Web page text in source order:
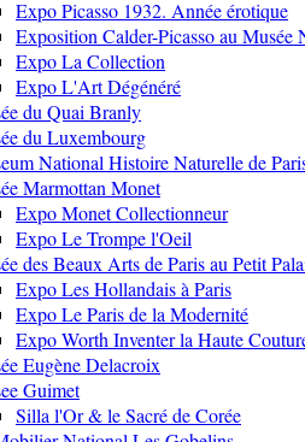
Expo Picasso 1932. Année érotique
Exposition Calder-Picasso au Musée
Expo La Collection
Expo L'Art Dégénéré
du Quai Branly
du Luxembourg
National Histoire Naturelle de
Marmottan Monet
Expo Monet Collectionneur
Expo Le Trompe l'Oeil
des Beaux Arts de Paris au Petit
Expo Les Hollandais à Paris
Expo Le Paris de la Modernité
Expo Worth Inventer la Haute
Eugène Delacroix
Guimet
Silla l'Or & le Sacré de Corée